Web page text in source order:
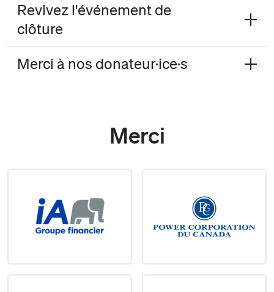
Revivez l'événement de
clôture
Merci à nos donateur·ice·s
Merci